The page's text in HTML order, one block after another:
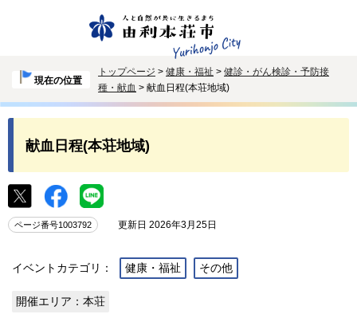
現在の位置
トップページ > 健康・福祉 > 健診・がん検診・予防接
種・献血 > 献血日程(本荘地域)
献血日程(本荘地域)
ページ番号1003792 更新日 2026年3月25日
イベントカテゴリ： 健康・福祉 その他
開催エリア：本荘